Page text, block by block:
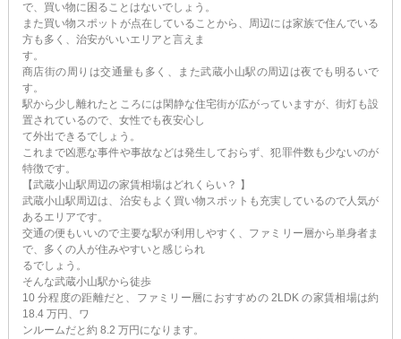
で、買い物に困ることはないでしょう。
また買い物スポットが点在していることから、周辺には家族で住んでいる
方も多く、治安がいいエリアと言えま
す。
商店街の周りは交通量も多く、また武蔵小山駅の周辺は夜でも明るいで
す。
駅から少し離れたところには閑静な住宅街が広がっていますが、街灯も設
置されているので、女性でも夜安心し
て外出できるでしょう。
これまで凶悪な事件や事故などは発生しておらず、犯罪件数も少ないのが
特徴です。
【武蔵小山駅周辺の家賃相場はどれくらい？ 】
武蔵小山駅周辺は、治安もよく買い物スポットも充実しているので人気が
あるエリアです。
交通の便もいいので主要な駅が利用しやすく、ファミリー層から単身者ま
で、多くの人が住みやすいと感じられ
るでしょう。
そんな武蔵小山駅から徒歩
10 分程度の距離だと、ファミリー層におすすめの 2LDK の家賃相場は約
18.4 万円、ワ
ンルームだと約 8.2 万円になります。